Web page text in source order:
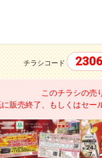
チラシコード
このチラシの売
販売終了、もしくはセー